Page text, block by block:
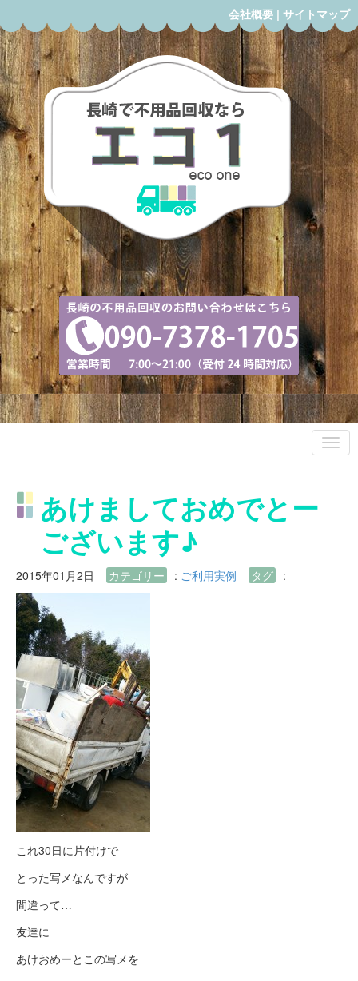
会社概要 | サイトマップ
あけましておめでとー
ございます♪
2015年01月2日 カテゴリー : ご利用実例 タグ :
これ30日に片付けで
とった写メなんですが
間違って…
友達に
あけおめーとこの写メを